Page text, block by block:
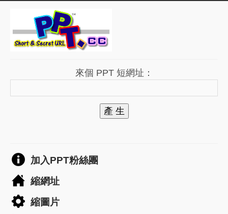
來個 PPT 短網址：
產 生
加入PPT粉絲團
縮網址
縮圖片